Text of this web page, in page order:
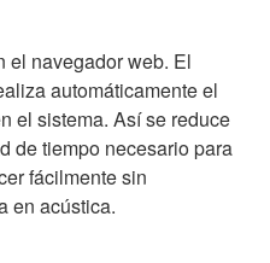
el navegador web. El
automáticamente el
el sistema. Así se reduce
de tiempo necesario para
fácilmente sin
en acústica.